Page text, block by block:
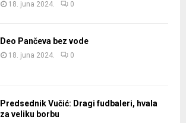
18. juna 2024. 0
Deo Pančeva bez vode
18. juna 2024. 0
Predsednik Vučić: Dragi fudbaleri, hvala
za veliku borbu